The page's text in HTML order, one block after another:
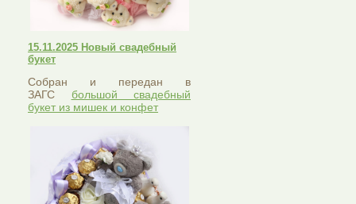
15.11.2025 Новый свадебный
букет
Собран и передан в
ЗАГС большой свадебный
букет из мишек и конфет